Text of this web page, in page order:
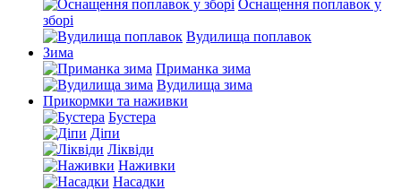
Оснащення поплавок у
зборі
Вудилища поплавок
Зима
Приманка зима
Вудилища зима
Прикормки та наживки
Бустера
Діпи
Ліквіди
Наживки
Насадки